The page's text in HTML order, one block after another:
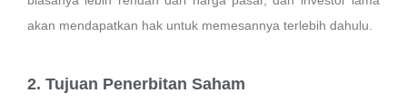
akan mendapatkan hak untuk memesannya terlebih dahulu.
2. Tujuan Penerbitan Saham